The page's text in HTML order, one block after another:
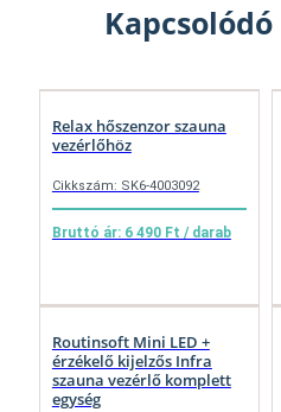
Relax hőszenzor szauna
vezérlőhöz
Cikkszám: SK6-4003092
Bruttó ár: 6 490 Ft / darab
Routinsoft Mini LED +
érzékelő kijelzős Infra
szauna vezérlő komplett
egység